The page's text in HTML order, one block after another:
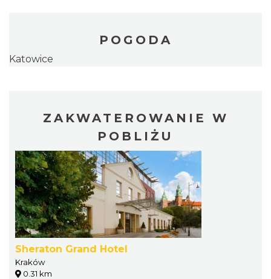
POGODA
Katowice
ZAKWATEROWANIE W
POBLIŻU
Sheraton Grand Hotel
Kraków
0.31 km